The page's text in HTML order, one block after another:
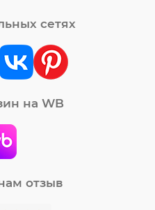
сетях
на WB
отзыв